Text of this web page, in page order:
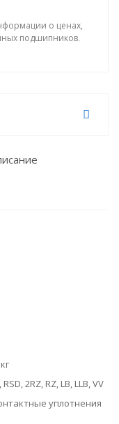
о ценах,
подшипников.
RSD, 2RZ, RZ, LB, LLB, VV
уплотнения